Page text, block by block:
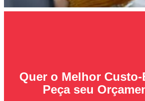
Quer o Melhor
Peça seu